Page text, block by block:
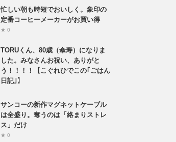
忙しい朝も時短でおいしく。象印の
定番コーヒーメーカーがお買い得
★ 0
TORUくん、80歳（傘寿）になりま
した。みなさんお祝い、ありがと
う！！！！【こぐれひでこの｢ごはん
日記｣】
サンコーの新作マグネットケーブル
は全盛り。奪うのは「絡まりストレ
ス」だけ
★ 0